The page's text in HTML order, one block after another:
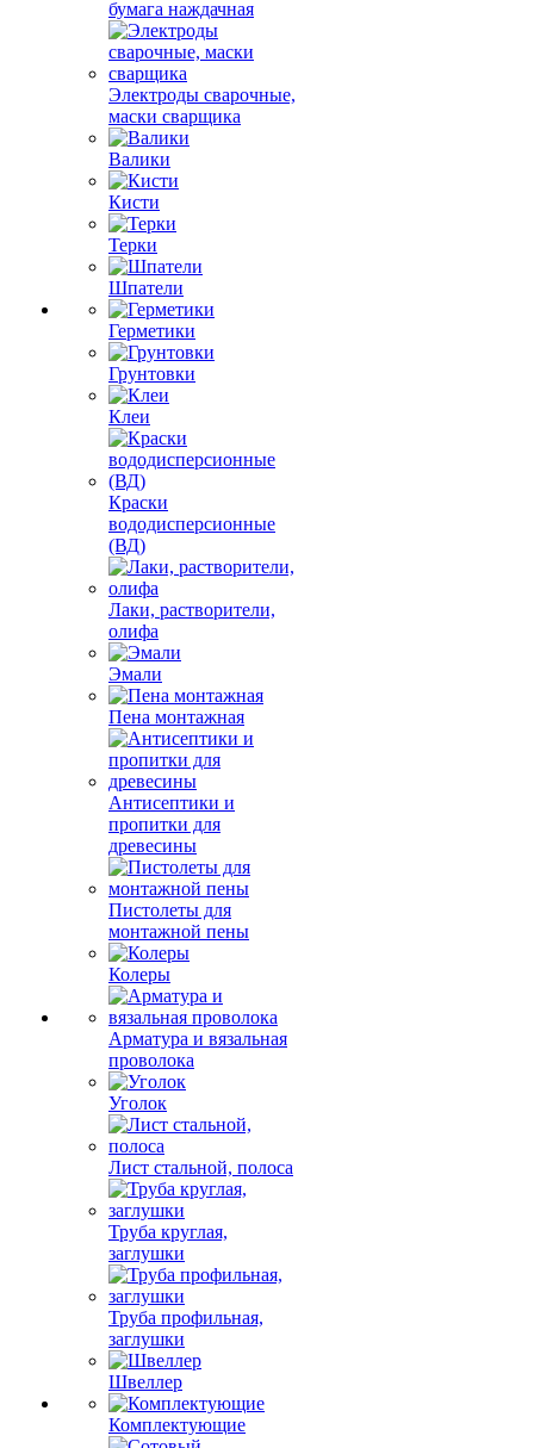
бумага наждачная
Электроды сварочные,
маски сварщика
Валики
Кисти
Терки
Шпатели
Герметики
Грунтовки
Клеи
Краски
вододисперсионные
(ВД)
Лаки, растворители,
олифа
Эмали
Пена монтажная
Антисептики и
пропитки для
древесины
Пистолеты для
монтажной пены
Колеры
Арматура и вязальная
проволока
Уголок
Лист стальной, полоса
Труба круглая,
заглушки
Труба профильная,
заглушки
Швеллер
Комплектующие